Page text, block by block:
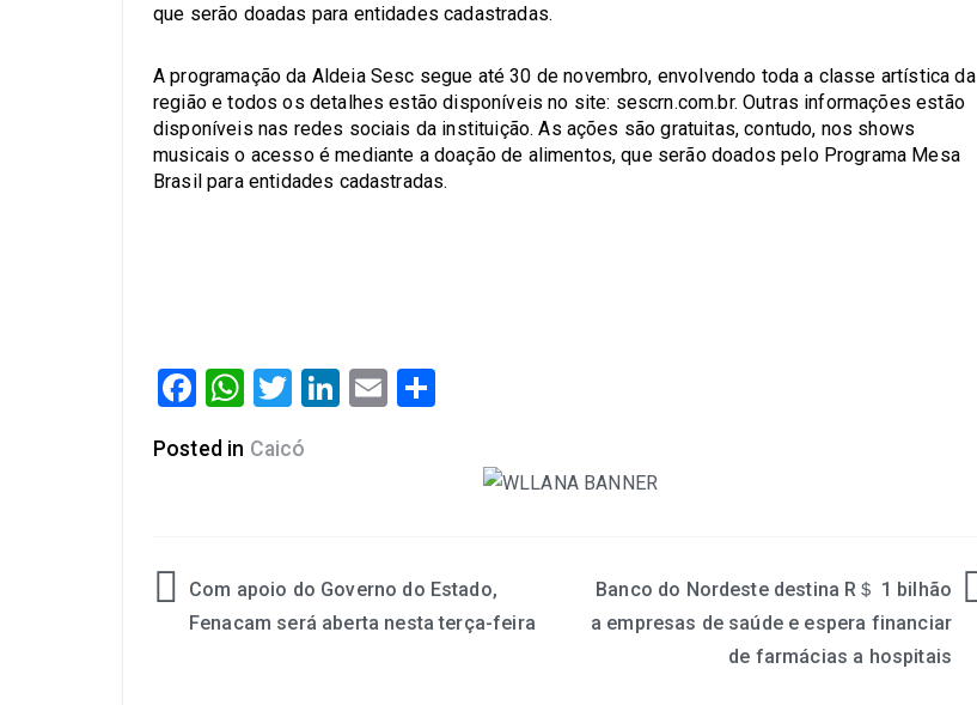
que serão doadas para entidades cadastradas.
A programação da Aldeia Sesc segue até 30 de novembro, envolvendo toda a classe artística da
região e todos os detalhes estão disponíveis no site: sescrn.com.br. Outras informações estão
disponíveis nas redes sociais da instituição. As ações são gratuitas, contudo, nos shows
musicais o acesso é mediante a doação de alimentos, que serão doados pelo Programa Mesa
Brasil para entidades cadastradas.
Facebook
WhatsApp
Twitter
LinkedIn
Email
Posted in Caicó
Com apoio do Governo do Estado,
Fenacam será aberta nesta terça-feira
Banco do Nordeste destina R＄ 1 bilhão
a empresas de saúde e espera financiar
de farmácias a hospitais